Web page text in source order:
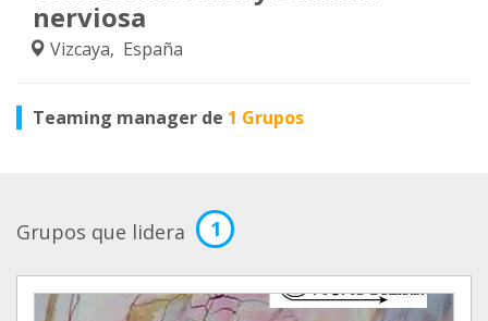
nerviosa
Vizcaya, España
Teaming manager de 1 Grupos
Grupos que lidera 1